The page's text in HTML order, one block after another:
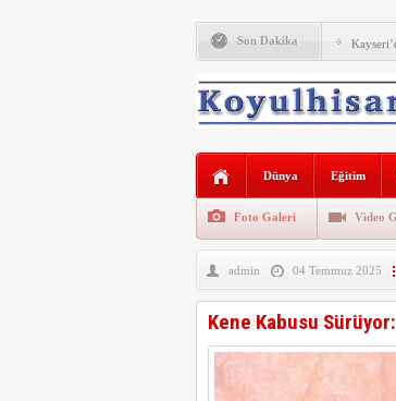
Son Dakika
Sivas
Kelkit
Dünya Eğitim
Foto Galeri Video
admin 04 Temmuz 2025
Kene Kabusu